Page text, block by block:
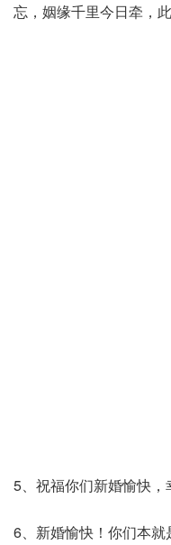
忘，姻缘千里今日牵，
5、祝福你们新婚愉快，
6、新婚愉快！你们本